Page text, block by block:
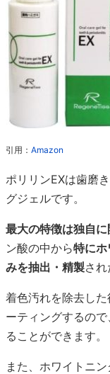
引用： Amazon
ポリリンEXは歯磨
グジェルです。
最大の特徴は独自に
ン酸の中から特に
みを抽出・精製さ
着色汚れを除去し
ーティングするの
ることができます。
また、ホワイトニ